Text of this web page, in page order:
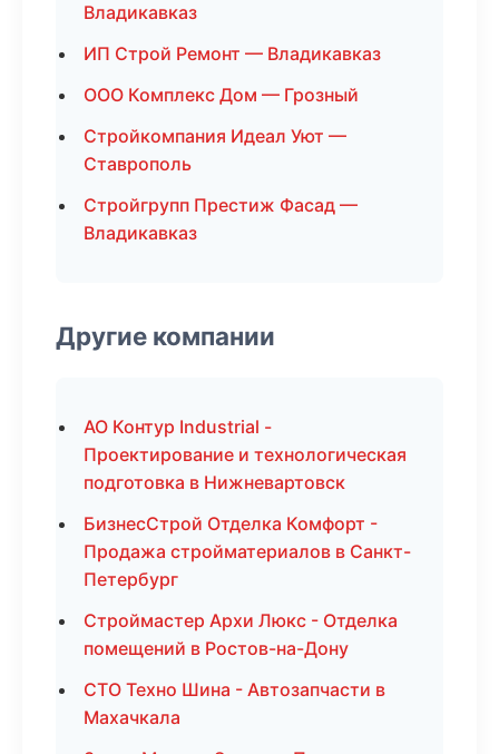
Владикавказ
ИП Строй Ремонт — Владикавказ
ООО Комплекс Дом — Грозный
Стройкомпания Идеал Уют —
Ставрополь
Стройгрупп Престиж Фасад —
Владикавказ
Другие компании
АО Контур Industrial -
Проектирование и технологическая
подготовка в Нижневартовск
БизнесСтрой Отделка Комфорт -
Продажа стройматериалов в Санкт-
Петербург
Строймастер Архи Люкс - Отделка
помещений в Ростов-на-Дону
СТО Техно Шина - Автозапчасти в
Махачкала